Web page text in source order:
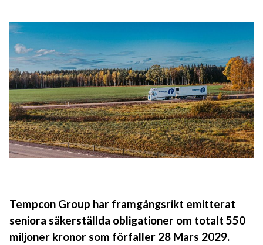
Tempcon Group har framgångsrikt emitterat
seniora säkerställda obligationer om totalt 550
miljoner kronor som förfaller 28 Mars 2029.